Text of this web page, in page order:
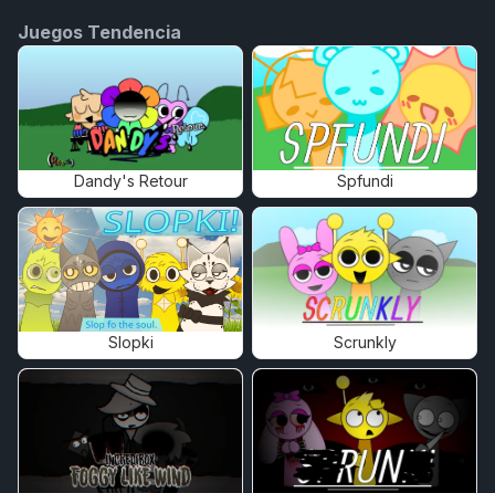
Juegos Tendencia
Dandy's Retour Spfundi
Slopki Scrunkly